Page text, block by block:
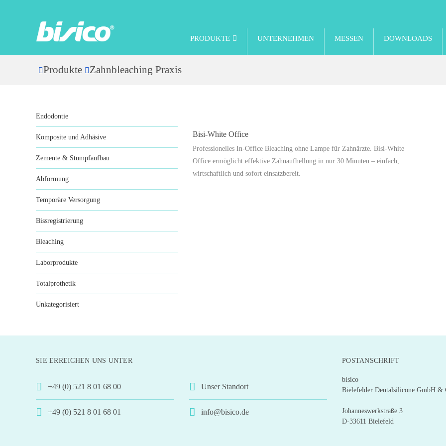
PRODUKTE UNTERNEHMEN MESSEN DOWNLOADS
Produkte Zahnbleaching Praxis
Bisi-White Office
Professionelles In-Office Bleaching ohne Lampe für Zahnärzte. Bisi-White
Office ermöglicht effektive Zahnaufhellung in nur 30 Minuten – einfach,
wirtschaftlich und sofort einsatzbereit.
Endodontie
Komposite und Adhäsive
Zemente & Stumpfaufbau
Abformung
Temporäre Versorgung
Bissregistrierung
Bleaching
Laborprodukte
Totalprothetik
Unkategorisiert
SIE ERREICHEN UNS UNTER
+49 (0) 521 8 01 68 00
+49 (0) 521 8 01 68 01
Unser Standort
info@bisico.de
POSTANSCHRIFT
bisico
Bielefelder Dentalsilicone GmbH &
Johanneswerkstraße 3
D-33611 Bielefeld